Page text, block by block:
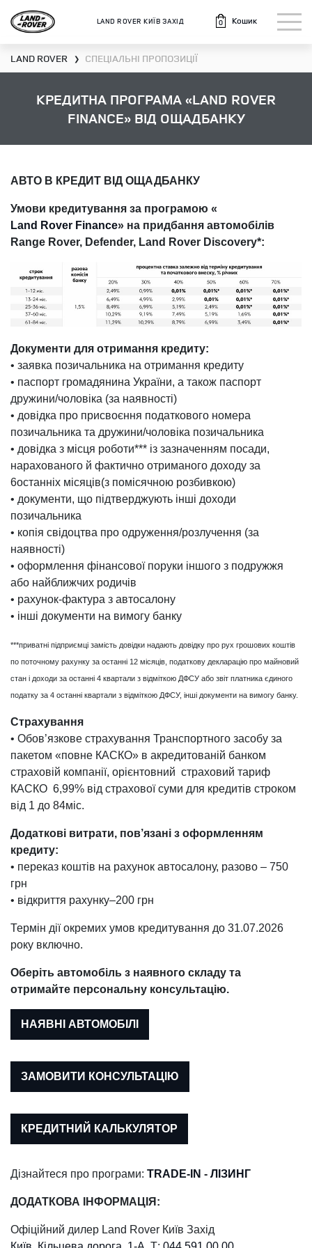
LAND ROVER КИЇВ ЗАХІД 0 Кошик
LAND ROVER ❯ СПЕЦІАЛЬНІ ПРОПОЗИЦІЇ
КРЕДИТНА ПРОГРАМА «LAND ROVER
FINANCE» ВІД ОЩАДБАНКУ
АВТО В КРЕДИТ ВІД ОЩАДБАНКУ
Умови кредитування за програмою «
Land Rover Finance» на придбання автомобілів
Range Rover, Defender, Land Rover Discovery*:
Документи для отримання кредиту:
• заявка позичальника на отримання кредиту
• паспорт громадянина України, а також паспорт
дружини/чоловіка (за наявності)
• довідка про присвоєння податкового номера
позичальника та дружини/чоловіка позичальника
• довідка з місця роботи*** із зазначенням посади,
нарахованого й фактично отриманого доходу за
6останніх місяців(з помісячною розбивкою)
• документи, що підтверджують інші доходи
позичальника
• копія свідоцтва про одруження/розлучення (за
наявності)
• оформлення фінансової поруки іншого з подружжя
або найближчих родичів
• рахунок-фактура з автосалону
• інші документи на вимогу банку
***приватні підприємці замість довідки надають довідку про рух грошових коштів
по поточному рахунку за останні 12 місяців, податкову декларацію про майновий
стан і доходи за останні 4 квартали з відміткою ДФСУ або звіт платника єдиного
податку за 4 останні квартали з відміткою ДФСУ, інші документи на вимогу банку.
Страхування
• Обов’язкове страхування Транспортного засобу за
пакетом «повне КАСКО» в акредитованій банком
страховій компанії, орієнтовний страховий тариф
КАСКО 6,99% від страхової суми для кредитів строком
від 1 до 84міс.
Додаткові витрати, пов’язані з оформленням
кредиту:
• переказ коштів на рахунок автосалону, разово – 750
грн
• відкриття рахунку–200 грн
Термін дії окремих умов кредитування до 31.07.2026
року включно.
Оберіть автомобіль з наявного складу та
отримайте персональну консультацію.
НАЯВНІ АВТОМОБІЛІ
ЗАМОВИТИ КОНСУЛЬТАЦІЮ
КРЕДИТНИЙ КАЛЬКУЛЯТОР
Дізнайтеся про програми: TRADE-IN - ЛІЗИНГ
ДОДАТКОВА ІНФОРМАЦІЯ:
Офіційний дилер Land Rover Київ Захід